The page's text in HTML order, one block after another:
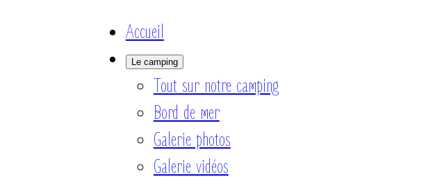
Accueil
Le camping
Tout sur notre camping
Bord de mer
Galerie photos
Galerie vidéos